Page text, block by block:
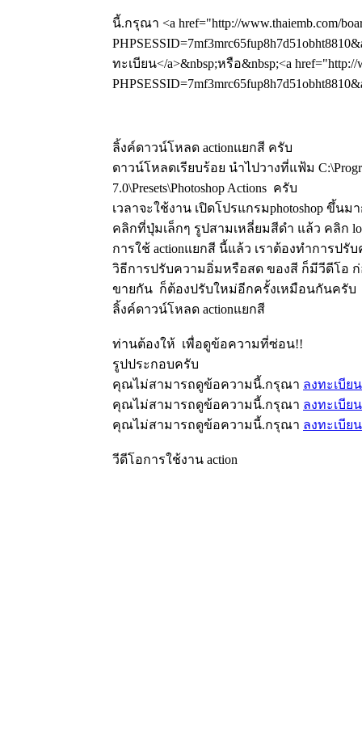
นี้.กรุณา <a href="http://www.thaiemb.com/
ทะเบียน</a>&nbsp;หรือ&nbsp;<a href="http://
ลิ้งค์ดาวน์โหลด actionแยกสี ครับ
ดาวน์โหลดเรียบร้อย นำไปวางที่แฟ้ม
7.0\Presets\Photoshop Actions ครับ
เวลาจะใช้งาน เปิดโปรแกรมphotoshop ขึ้น
คลิกที่ปุ่มเล็กๆ รูปสามเหลี่ยมสีดำ แล้ว คลิก
การใช้ actionแยกสี นี้แล้ว เราต้องทำการป
วิธีการปรับความอิ่มหรือสด ของสี ก็มีวีดีโอ
ขายกัน ก็ต้องปรับใหม่อีกครั้งเหมือนกันครับ
ลิ้งค์ดาวน์โหลด actionแยกสี
ท่านต้องให้ เพื่อดูข้อความที่ซ่อน!!
รูปประกอบครับ
คุณไม่สามารถดูข้อความนี้.กรุณา ลงทะเบียน
คุณไม่สามารถดูข้อความนี้.กรุณา ลงทะเบียน
คุณไม่สามารถดูข้อความนี้.กรุณา ลงทะเบียน
วีดีโอการใช้งาน action